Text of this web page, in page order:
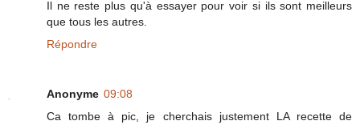
Il ne reste plus qu'à essayer pour voir si ils sont meilleurs
que tous les autres.
Répondre
Anonyme 09:08
Ca tombe à pic, je cherchais justement LA recette de